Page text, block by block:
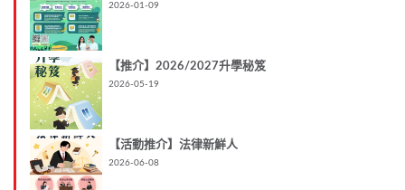
2026-01-09
【推介】2026/2027升學秘笈
2026-05-19
【活動推介】法律新鮮人
2026-06-08